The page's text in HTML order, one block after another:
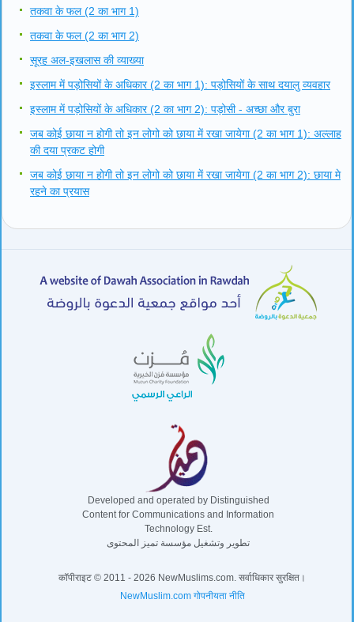
तकवा के फल (2 का भाग 1)
तकवा के फल (2 का भाग 2)
सूरह अल-इखलास की व्याख्या
इस्लाम में पड़ोसियों के अधिकार (2 का भाग 1): पड़ोसियों के साथ दयालु व्यवहार
इस्लाम में पड़ोसियों के अधिकार (2 का भाग 2): पड़ोसी - अच्छा और बुरा
जब कोई छाया न होगी तो इन लोगो को छाया में रखा जायेगा (2 का भाग 1): अल्लाह
की दया प्रकट होगी
जब कोई छाया न होगी तो इन लोगो को छाया में रखा जायेगा (2 का भाग 2): छाया मे
रहने का प्रयास
Developed and operated by Distinguished
Content for Communications and Information
Technology Est.
تطوير وتشغيل مؤسسة تميز المحتوى
कॉपीराइट © 2011 - 2026 NewMuslims.com. सर्वाधिकार सुरक्षित।
NewMuslim.com गोपनीयता नीति